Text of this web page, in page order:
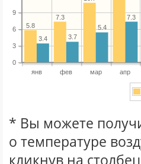
янв фев мар апр
0
3
6
9
7.3
5.8
7.3
5.4
3.7
3.4
* Вы можете
о температуре
кликнув на